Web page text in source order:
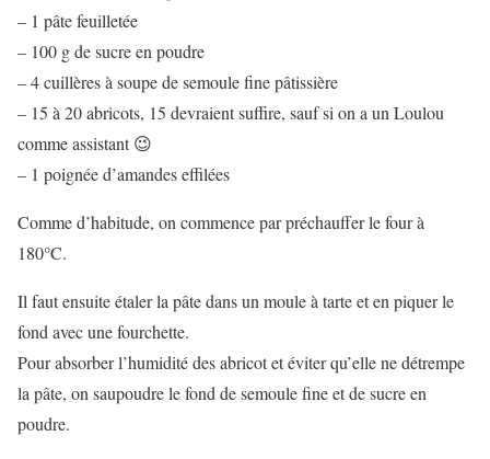
– 1 pâte feuilletée
– 100 g de sucre en poudre
– 4 cuillères à soupe de semoule fine pâtissière
– 15 à 20 abricots, 15 devraient suffire, sauf si on a un Loulou
comme assistant 😉
– 1 poignée d’amandes effilées
Comme d’habitude, on commence par préchauffer le four à
180°C.
Il faut ensuite étaler la pâte dans un moule à tarte et en piquer le
fond avec une fourchette.
Pour absorber l’humidité des abricot et éviter qu’elle ne détrempe
la pâte, on saupoudre le fond de semoule fine et de sucre en
poudre.